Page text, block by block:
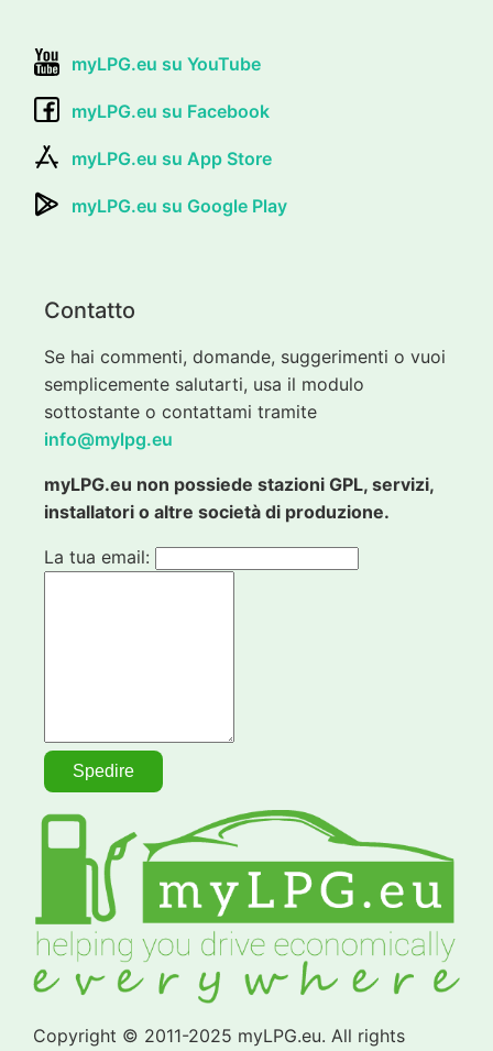
myLPG.eu su YouTube
myLPG.eu su Facebook
myLPG.eu su App Store
myLPG.eu su Google Play
Contatto
Se hai commenti, domande, suggerimenti o vuoi
semplicemente salutarti, usa il modulo
sottostante o contattami tramite
info@mylpg.eu
myLPG.eu non possiede stazioni GPL, servizi,
installatori o altre società di produzione.
La tua email:
Copyright © 2011-2025 myLPG.eu. All rights